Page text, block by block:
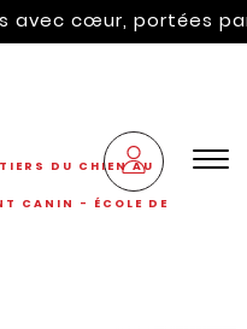
cœur, portées par
DU CHIEN AU
CANIN - ÉCOLE DE